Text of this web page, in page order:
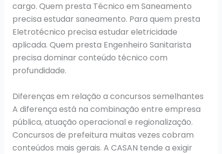
cargo. Quem presta Técnico em Saneamento
precisa estudar saneamento. Para quem presta
Eletrotécnico precisa estudar eletricidade
aplicada. Quem presta Engenheiro Sanitarista
precisa dominar conteúdo técnico com
profundidade.
Diferenças em relação a concursos semelhantes
A diferença está na combinação entre empresa
pública, atuação operacional e regionalização.
Concursos de prefeitura muitas vezes cobram
conteúdos mais gerais. A CASAN tende a exigir